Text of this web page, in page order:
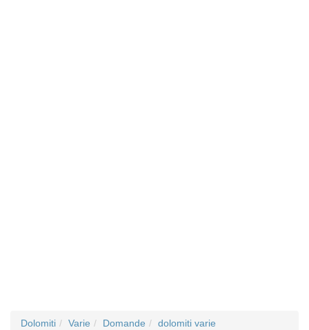
Dolomiti Varie Domande
dolomiti varie